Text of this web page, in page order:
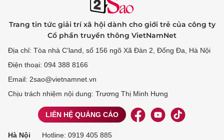
Trang tin tức giải trí xã hội dành cho giới trẻ của công ty
Cổ phần truyền thông VietNamNet
Địa chỉ: Tòa nhà C’land, số 156 ngõ Xã Đàn 2, Đống Đa, Hà Nội
Điện thoại: 094 388 8166
Email: 2sao@vietnamnet.vn
Chịu trách nhiệm nội dung: Trương Thị Minh Hưng
LIÊN HỆ QUẢNG CÁO
Hà Nội Hotline: 0919 405 885